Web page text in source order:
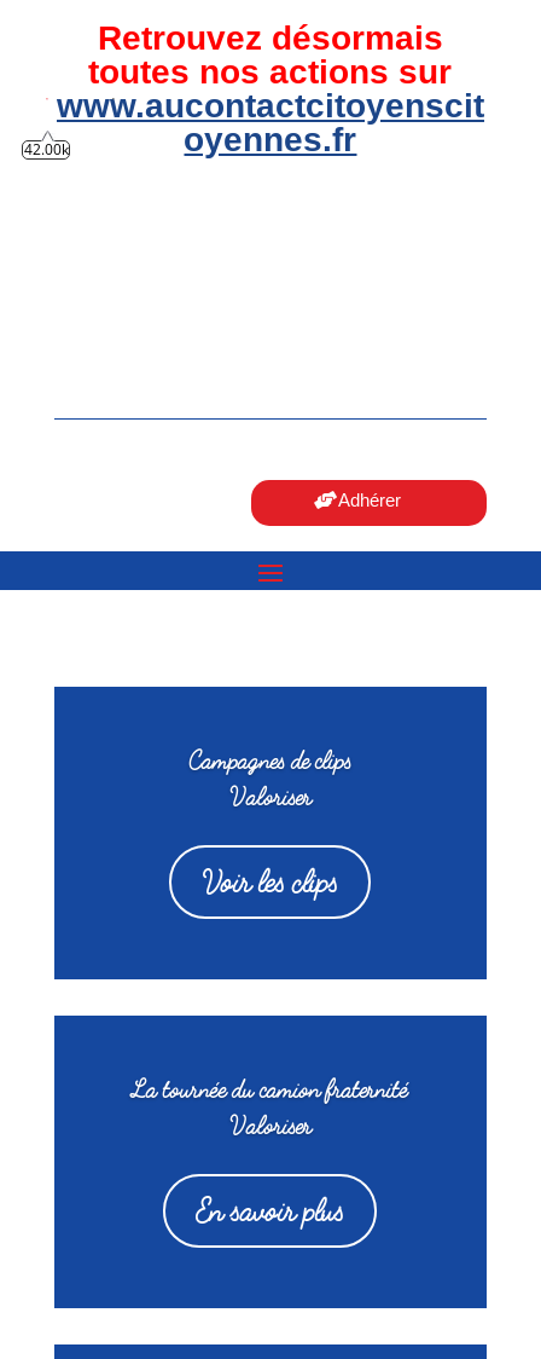
Retrouvez désormais
toutes nos actions sur
www.aucontactcitoyenscit
oyennes.fr
Adhérer
Campagnes de clips
Valoriser
Voir les clips
La tournée du camion fraternité
Valoriser
En savoir plus
42.00k